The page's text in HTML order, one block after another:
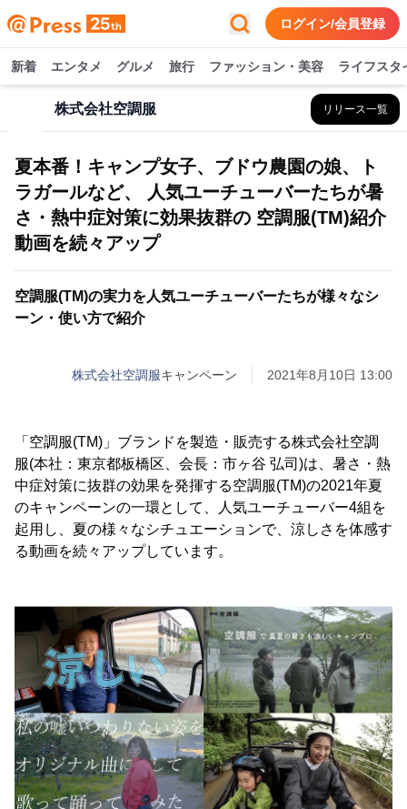
ログイン/会員登録
新着 エンタメ グルメ 旅行 ファッション・美容 ライフスタ
株式会社空調服 リリース一覧
夏本番！キャンプ女子、ブドウ農園の娘、ト
ラガールなど、 人気ユーチューバーたちが暑
さ・熱中症対策に効果抜群の 空調服(TM)紹介
動画を続々アップ
空調服(TM)の実力を人気ユーチューバーたちが様々なシ
ーン・使い方で紹介
株式会社空調服キャンペーン 2021年8月10日 13:00
「空調服(TM)」ブランドを製造・販売する株式会社空調
服(本社：東京都板橋区、会長：市ヶ谷 弘司)は、暑さ・熱
中症対策に抜群の効果を発揮する空調服(TM)の2021年夏
のキャンペーンの一環として、人気ユーチューバー4組を
起用し、夏の様々なシチュエーションで、涼しさを体感す
る動画を続々アップしています。